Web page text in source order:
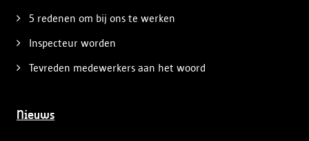
5 redenen om bij ons te werken
Inspecteur worden
Tevreden medewerkers aan het woord
Nieuws